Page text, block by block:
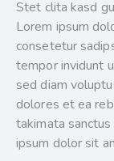
Stet clita kasd
Lorem ipsum
consetetur
tempor invidunt
sed diam
dolores et ea
takimata
ipsum dolor sit